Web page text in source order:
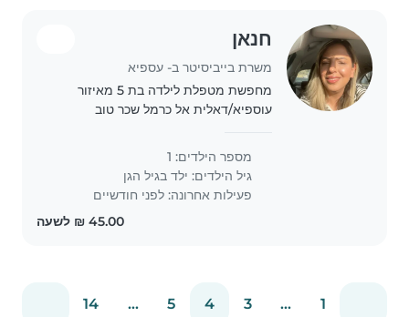
חנאן
משרת בייביסיטר ב- עספיא
מחפשת מטפלת לילדה בת 5 מאיזור
עוספיא/דאלית אל כרמל שכר טוב
מספר הילדים: 1
גיל הילדים: ילד בגיל הגן
פעילות אחרונה: לפני חודשיים
1
...
3
4
5
...
14